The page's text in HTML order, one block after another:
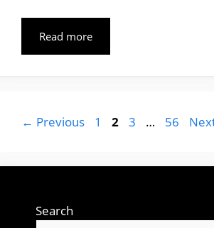
Read more
← Previous Page
1 Page
2 Page
3 … Page
56
Search